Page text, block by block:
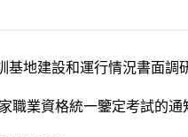
基地建設和運行情況書面調
職業資格統一鑒定考試的通